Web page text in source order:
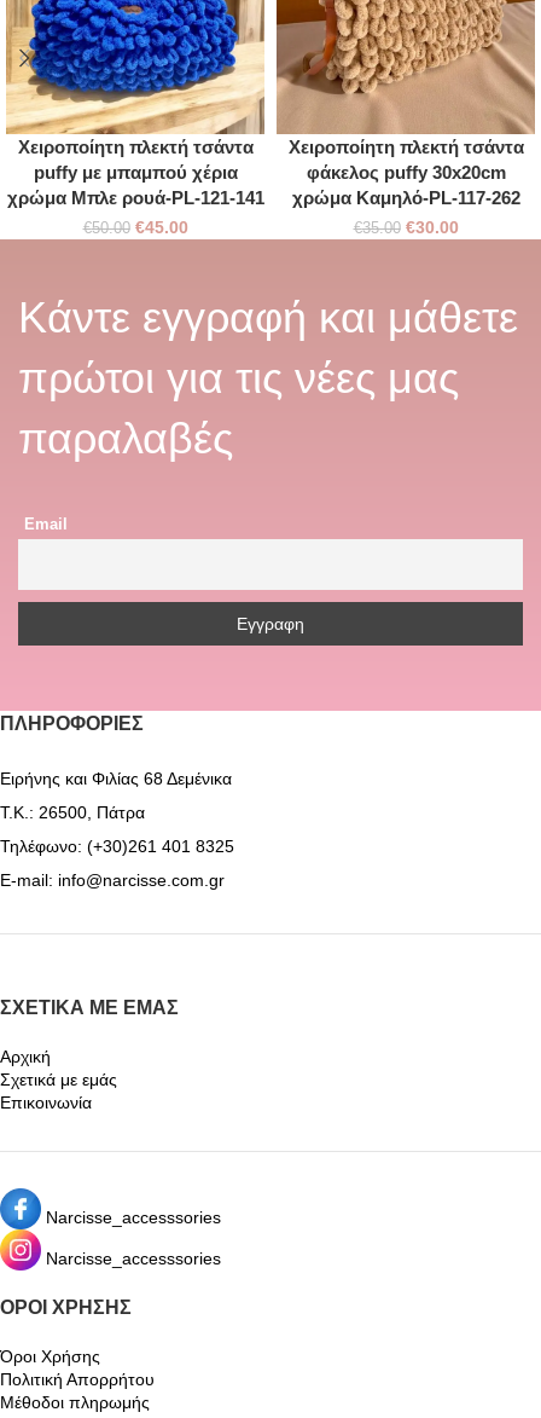
Χειροποίητη πλεκτή τσάντα
puffy με μπαμπού χέρια
χρώμα Μπλε ρουά-PL-121-141
€50.00 €45.00
Χειροποίητη πλεκτή τσάντα
φάκελος puffy 30x20cm
χρώμα Καμηλό-PL-117-262
€35.00 €30.00
Κάντε εγγραφή και μάθετε
πρώτοι για τις νέες μας
παραλαβές
Email
ΠΛΗΡΟΦΟΡΊΕΣ
Ειρήνης και Φιλίας 68 Δεμένικα
Τ.Κ.: 26500, Πάτρα
Τηλέφωνο: (+30)261 401 8325
E-mail: info@narcisse.com.gr
ΣΧΕΤΙΚΆ ΜΕ ΕΜΆΣ
Αρχική
Σχετικά με εμάς
Επικοινωνία
Narcisse_accesssories
Narcisse_accesssories
ΌΡΟΙ ΧΡΉΣΗΣ
Όροι Χρήσης
Πολιτική Απορρήτου
Μέθοδοι πληρωμής